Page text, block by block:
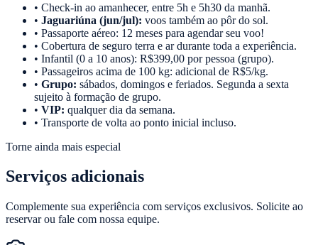
• Check-in ao amanhecer, entre 5h e 5h30 da manhã.
• Jaguariúna (jun/jul): voos também ao pôr do sol.
• Passaporte aéreo: 12 meses para agendar seu voo!
• Cobertura de seguro terra e ar durante toda a experiência.
• Infantil (0 a 10 anos): R$399,00 por pessoa (grupo).
• Passageiros acima de 100 kg: adicional de R$5/kg.
• Grupo: sábados, domingos e feriados. Segunda a sexta
sujeito à formação de grupo.
• VIP: qualquer dia da semana.
• Transporte de volta ao ponto inicial incluso.
Torne ainda mais especial
Serviços adicionais
Complemente sua experiência com serviços exclusivos. Solicite ao
reservar ou fale com nossa equipe.